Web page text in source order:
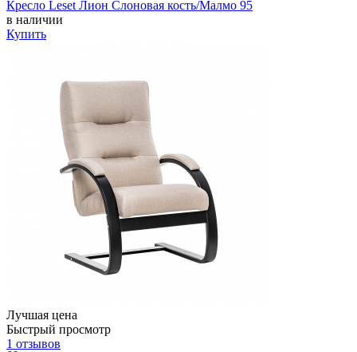
Кресло Leset Лион Слоновая кость/Малмо 95
в наличии
Купить
Лучшая цена
Быстрый просмотр
1 отзывов